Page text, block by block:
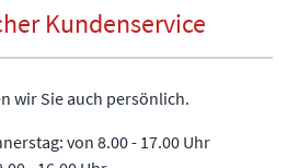
Kundenservice
wir Sie auch persönlich.
von 8.00 - 17.00 Uhr